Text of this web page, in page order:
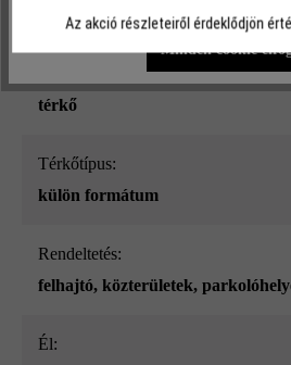
7,5 t-ig
térkő
Térkőtípus:
külön formátum
Rendeltetés:
felhajtó, közterületek,
él:
Minden cookie
Az akció részleteiről érdeklődjön